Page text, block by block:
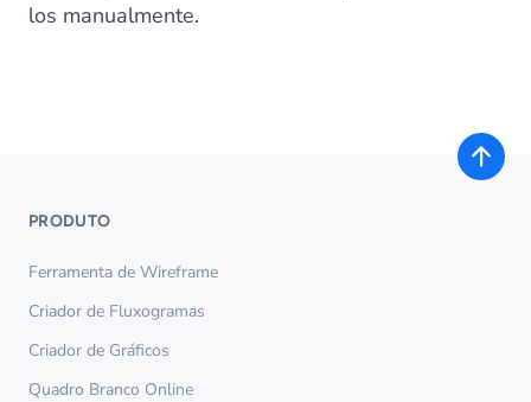
los manualmente.
PRODUTO
Ferramenta de Wireframe
Criador de Fluxogramas
Criador de Gráficos
Quadro Branco Online